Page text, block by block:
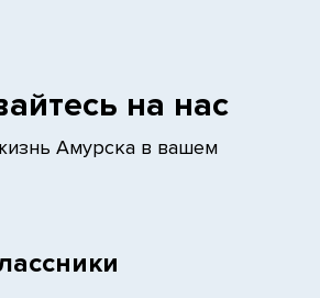
на нас
Амурска в вашем